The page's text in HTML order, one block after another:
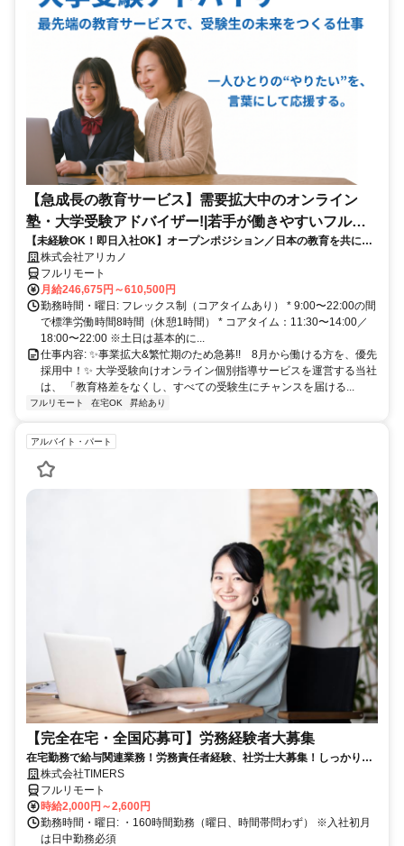
【急成長の教育サービス】需要拡大中のオンライン
塾・大学受験アドバイザー!|若手が働きやすいフルリ
モート勤務
【未経験OK！即日入社OK】オープンポジション／日本の教育を共に変
える仲間を募集します！
株式会社アリカノ
フルリモート
月給246,675円～610,500円
勤務時間・曜日: フレックス制（コアタイムあり） * 9:00〜22:00の間
で標準労働時間8時間（休憩1時間） * コアタイム：11:30〜14:00／
18:00〜22:00 ※土日は基本的に...
仕事内容: ✨️事業拡大&繁忙期のため急募!! 8月から働ける方を、優先
採用中！✨️ 大学受験向けオンライン個別指導サービスを運営する当社
は、 「教育格差をなくし、すべての受験生にチャンスを届ける...
フルリモート 在宅OK 昇給あり
アルバイト・パート
【完全在宅・全国応募可】労務経験者大募集
在宅勤務で給与関連業務！労務責任者経験、社労士大募集！しっかり稼
ぎたい方、注目！
株式会社TIMERS
フルリモート
時給2,000円～2,600円
勤務時間・曜日: ・160時間勤務（曜日、時間帯問わず） ※入社初月
は日中勤務必須